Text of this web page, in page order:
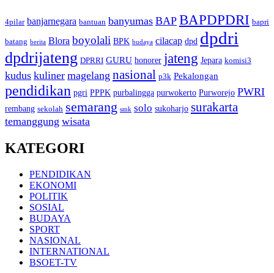
4pilar banjarnegara bantuan banyumas BAP BAPDPDRI bapri
batang berita Blora boyolali BPK budaya cilacap dpd dpdri
dpdrijateng DPRRI GURU honorer jateng Jepara komisi3
kudus kuliner magelang nasional p3k Pekalongan
pendidikan pgri PPPK purbalingga purwokerto Purworejo PWRI
rembang sekolah semarang smk solo sukoharjo surakarta
temanggung wisata
KATEGORI
PENDIDIKAN
EKONOMI
POLITIK
SOSIAL
BUDAYA
SPORT
NASIONAL
INTERNATIONAL
BSOET-TV